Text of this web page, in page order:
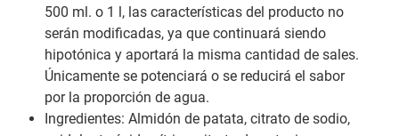
500 ml. o 1 l, las características del producto no
serán modificadas, ya que continuará siendo
hipotónica y aportará la misma cantidad de sales.
Únicamente se potenciará o se reducirá el sabor
por la proporción de agua.
Ingredientes: Almidón de patata, citrato de sodio,